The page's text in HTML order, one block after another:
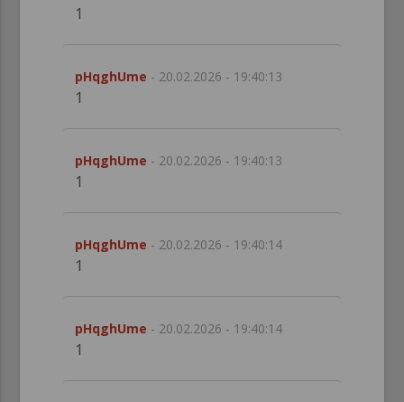
1
pHqghUme - 20.02.2026 - 19:40:13
1
pHqghUme - 20.02.2026 - 19:40:13
1
pHqghUme - 20.02.2026 - 19:40:14
1
pHqghUme - 20.02.2026 - 19:40:14
1